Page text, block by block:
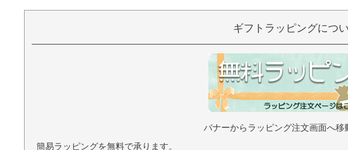
ギフトラッピングにつ
バナーからラッピング注文画面へ移
簡易ラッピングを無料で承ります。